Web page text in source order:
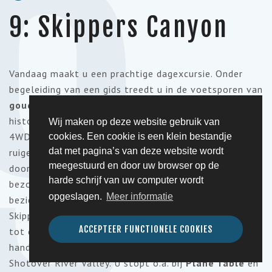
Wij maken op deze website gebruik van
cookies. Een cookie is een klein bestandje
dat met pagina’s van deze website wordt
meegestuurd en door uw browser op de
harde schrijf van uw computer wordt
opgeslagen. Meer informatie
ACCEPTEER FUNCTIONELE COOKIES
9: Skippers Canyon
Vandaag maakt u een prachtige dagexcursie. Onder
begeleiding van een gids treedt u in de voetsporen van
goudzoekers
historischeSkippers Canyon. In de ochtend wordt
4WD
opgehaalddooreenprivégids,waarmeeunaar
ruige
Skippers-weg wordt gereden. Uwgids navigeert
door de
ontzagwekkendeSkippers Canyon, waar
bezoek
brengt aan enkele historische
bezienswaardigheden zoalsdehangbrug
Skippers. Skippers Canyon Roadbehoort volgens
tot de
mooiste wegen ter wereld. Overdeze
met de
hand
ShotoverRiver Valley. Ustopto.a.bij Plane Tableen